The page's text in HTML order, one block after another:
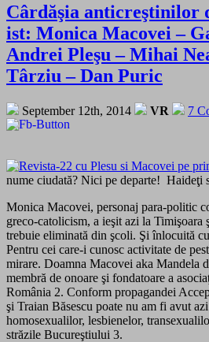
Cârdăşia anticreştinilor
ist: Monica Macovei –
Andrei Pleşu – Mihai
Târziu – Dan Puric
September 12th, 2014 VR 7
nume ciudată? Nici pe departe! Haideţi
Monica Macovei, personaj para-politic
greco-catolicism, a ieşit azi la Timişoara
trebuie eliminată din şcoli. Şi înlocuită
Pentru cei care-i cunosc activitate de
mirare. Doamna Macovei aka Mandela
membră de onoare şi fondatoare a
România 2. Conform propagandei
şi Traian Băsescu poate nu am fi avut
homosexualilor, lesbienelor,
străzile Bucureştiului 3.